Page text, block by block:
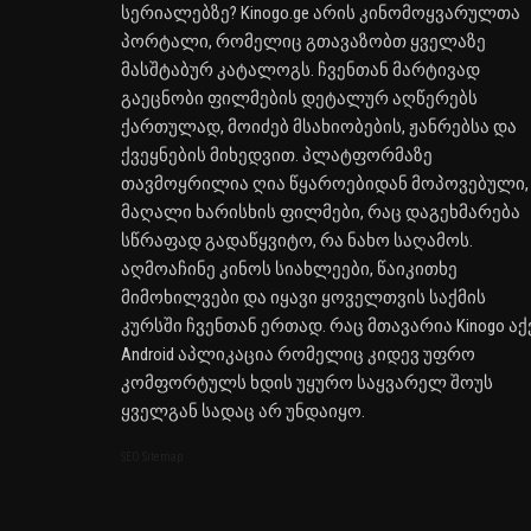
სერიალებზე? Kinogo.ge არის კინომოყვარულთა
პორტალი, რომელიც გთავაზობთ ყველაზე
მასშტაბურ კატალოგს. ჩვენთან მარტივად
გაეცნობი ფილმების დეტალურ აღწერებს
ქართულად, მოიძებ მსახიობების, ჟანრებსა და
ქვეყნების მიხედვით. პლატფორმაზე
თავმოყრილია ღია წყაროებიდან მოპოვებული,
მაღალი ხარისხის ფილმები, რაც დაგეხმარება
სწრაფად გადაწყვიტო, რა ნახო საღამოს.
აღმოაჩინე კინოს სიახლეები, წაიკითხე
მიმოხილვები და იყავი ყოველთვის საქმის
კურსში ჩვენთან ერთად. რაც მთავარია Kinogo
Android აპლიკაცია რომელიც კიდევ უფრო
კომფორტულს ხდის უყურო საყვარელ შოუს
ყველგან სადაც არ უნდაიყო.